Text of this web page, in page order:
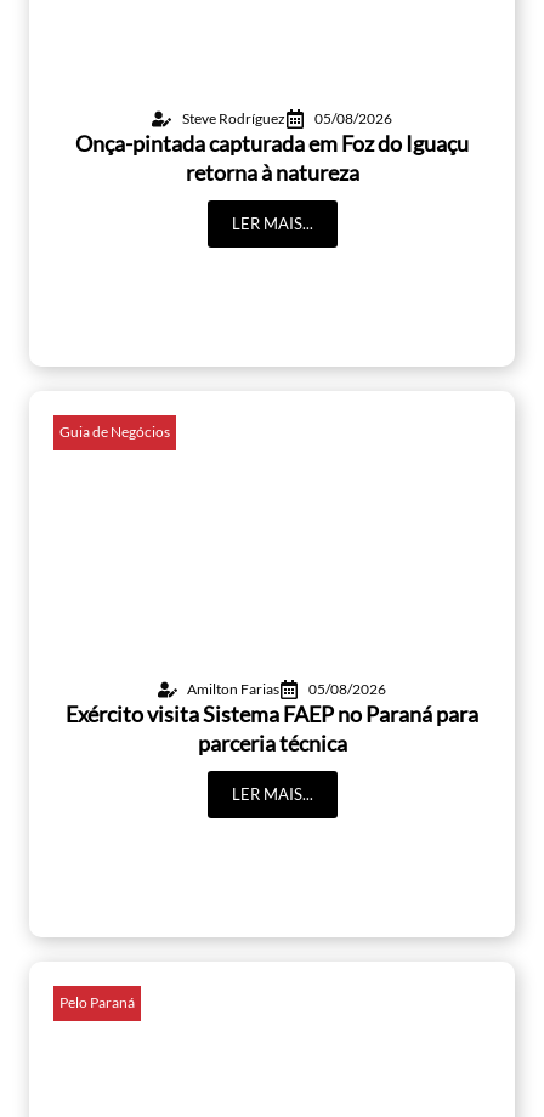
Steve Rodríguez 05/08/2026
Onça-pintada capturada em Foz do Iguaçu
retorna à natureza
LER MAIS...
Guia de Negócios
Amilton Farias 05/08/2026
Exército visita Sistema FAEP no Paraná para
parceria técnica
LER MAIS...
Pelo Paraná